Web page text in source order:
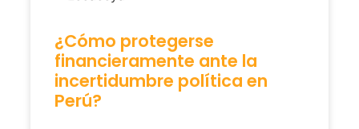
¿Cómo protegerse
financieramente ante la
incertidumbre política en
Perú?